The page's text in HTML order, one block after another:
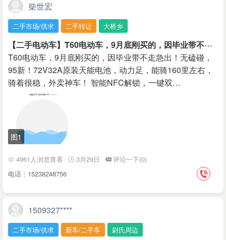
柴世宏
二手市场/供求 二手转让 大桥乡
【
二手电动车】T60电动车，9月底刚买的，因毕业带不走急出
T60电动车，9月底刚买的，因毕业带不走急出！无磕碰，
95新！72V32A原装天能电池，动力足，能骑160里左右，
骑着很稳，外卖神车！ 智能NFC解锁，一键双…
图1
4961人浏览查看 3月29日
评论一下(0)
电话：15238248756
1509327****
二手市场/供求 新车/二手车 尉氏周边